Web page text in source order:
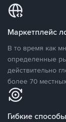
Маркетплейс
В то время как
определенные
действительно
более 70
Гибкие